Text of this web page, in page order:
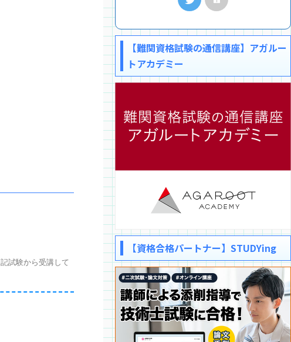
試験から受講して
【難関資格試験の通信講座】アガルー
トアカデミー
【資格合格パートナー】STUDYing